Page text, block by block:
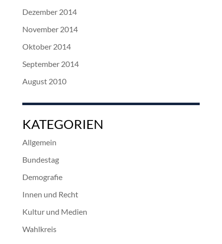
Dezember 2014
November 2014
Oktober 2014
September 2014
August 2010
KATEGORIEN
Allgemein
Bundestag
Demografie
Innen und Recht
Kultur und Medien
Wahlkreis